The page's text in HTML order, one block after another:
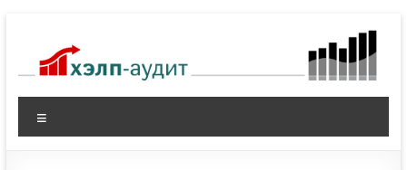
содержимому